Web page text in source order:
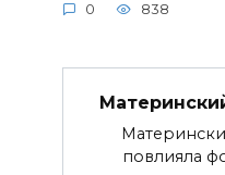
0 838
повлияла